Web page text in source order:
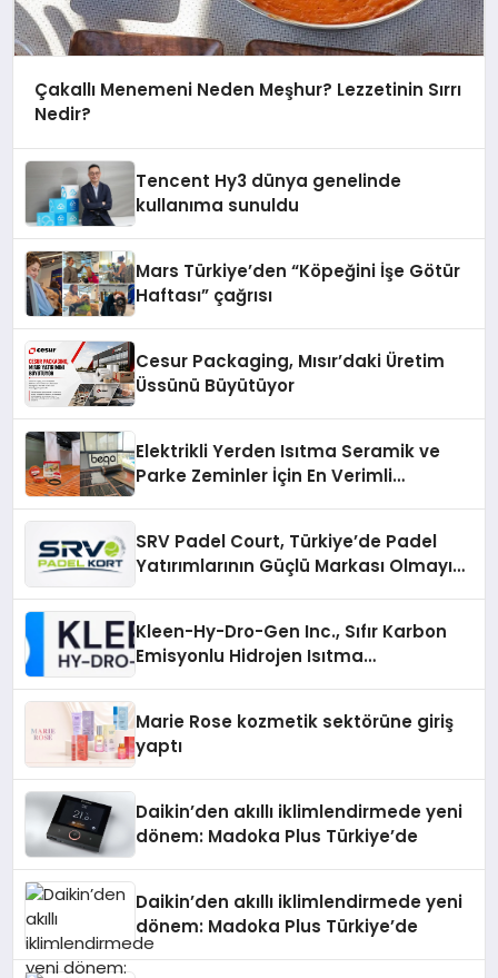
Çakallı Menemeni Neden Meşhur? Lezzetinin Sırrı
Nedir?
Tencent Hy3 dünya genelinde
kullanıma sunuldu
Mars Türkiye’den “Köpeğini İşe Götür
Haftası” çağrısı
Cesur Packaging, Mısır’daki Üretim
Üssünü Büyütüyor
Elektrikli Yerden Isıtma Seramik ve
Parke Zeminler İçin En Verimli
SRV Padel Court, Türkiye’de Padel
Yatırımlarının Güçlü Markası Olmayı
Kleen-Hy-Dro-Gen Inc., Sıfır Karbon
Emisyonlu Hidrojen Isıtma
Marie Rose kozmetik sektörüne giriş
yaptı
Daikin’den akıllı iklimlendirmede yeni
dönem: Madoka Plus Türkiye’de
Daikin’den akıllı iklimlendirmede yeni
dönem: Madoka Plus Türkiye’de